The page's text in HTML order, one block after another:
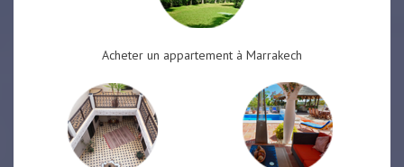
Acheter un appartement à Marrakech